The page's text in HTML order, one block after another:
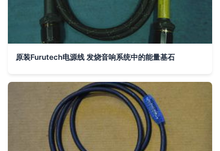
原装Furutech电源线 发烧音响系统中的能量基石